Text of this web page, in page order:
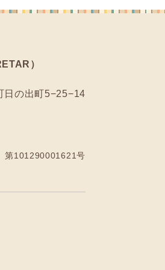
RETAR）
日の出町5−25−14
第101290001621号